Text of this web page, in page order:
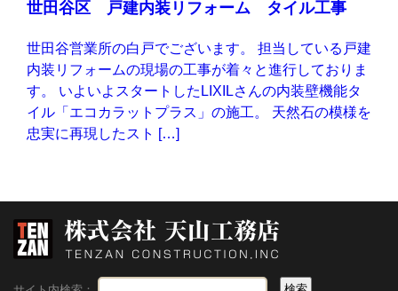
世田谷区 戸建内装リフォーム タイル工事
世田谷営業所の白戸でございます。 担当している戸建
内装リフォームの現場の工事が着々と進行しておりま
す。 いよいよスタートしたLIXILさんの内装壁機能タ
イル「エコカラットプラス」の施工。 天然石の模様を
忠実に再現したスト […]